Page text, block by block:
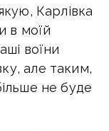
Карлівка
в моїй
воїни
але таким,
не буде